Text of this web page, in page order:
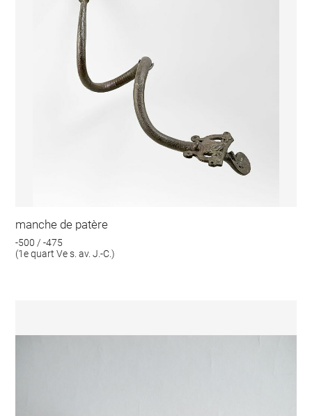
manche de patère
-500 / -475
(1e quart Ve s. av. J.-C.)